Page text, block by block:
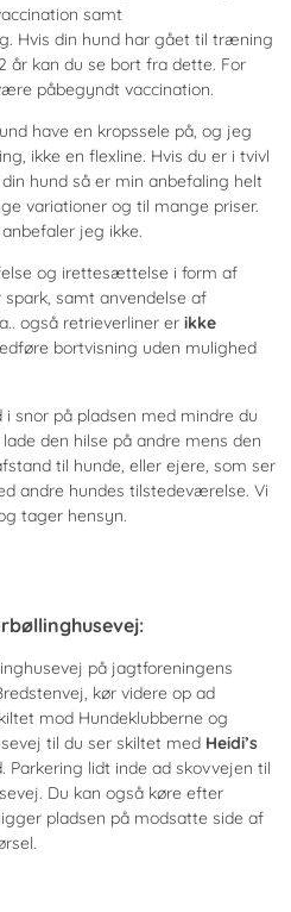
samt
Hvis din hund har gået til træning
år kan du se bort fra dette. For
påbegyndt vaccination.
have en kropssele på, og jeg
ikke en flexline. Hvis du er i tvivl
hund så er min anbefaling helt
variationer og til mange priser.
jeg ikke.
og irettesættelse i form af
samt anvendelse af
også retrieverliner er ikke
bortvisning uden mulighed
i snor på pladsen med mindre du
den hilse på andre mens den
til hunde, eller ejere, som ser
andre hundes tilstedeværelse. Vi
tager hensyn.
på jagtforeningens
kør videre op ad
mod Hundeklubberne og
til du ser skiltet med Heidi’s
Parkering lidt inde ad skovvejen til
Du kan også køre efter
pladsen på modsatte side af